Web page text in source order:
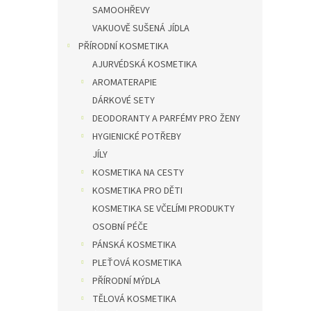
SAMOOHŘEVY
VAKUOVĚ SUŠENÁ JÍDLA
PŘÍRODNÍ KOSMETIKA
AJURVÉDSKÁ KOSMETIKA
AROMATERAPIE
DÁRKOVÉ SETY
DEODORANTY A PARFÉMY PRO ŽENY
HYGIENICKÉ POTŘEBY
JÍLY
KOSMETIKA NA CESTY
KOSMETIKA PRO DĚTI
KOSMETIKA SE VČELÍMI PRODUKTY
OSOBNÍ PÉČE
PÁNSKÁ KOSMETIKA
PLEŤOVÁ KOSMETIKA
PŘÍRODNÍ MÝDLA
TĚLOVÁ KOSMETIKA